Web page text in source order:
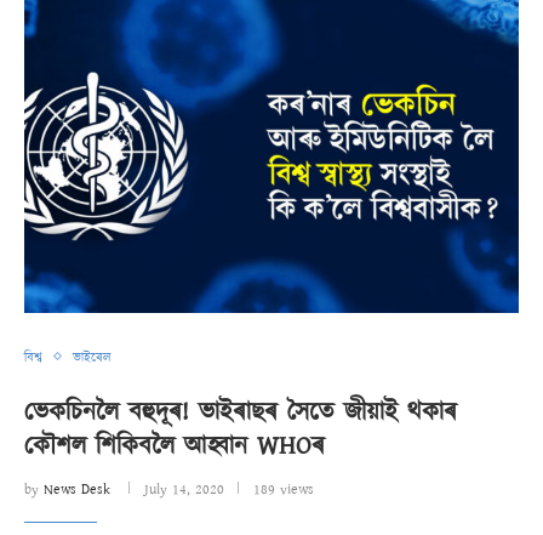
বিশ্ব ভাইৰেল
ভেকচিনলৈ বহুদূৰ! ভাইৰাছৰ সৈতে জীয়াই থকাৰ
কৌশল শিকিবলৈ আহ্বান WHOৰ
by News Desk July 14, 2020 189 views